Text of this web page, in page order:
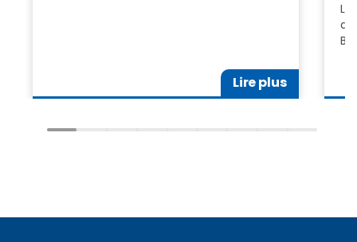
Lire plus